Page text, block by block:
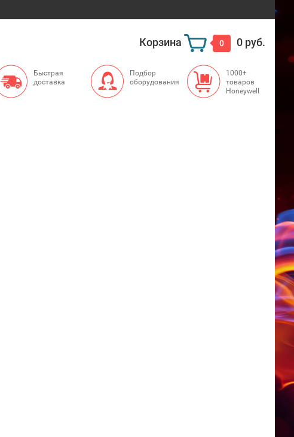
Корзина 0 0 руб.
Быстрая
доставка
Подбор
оборудования
1000+
товаров
Honeywell